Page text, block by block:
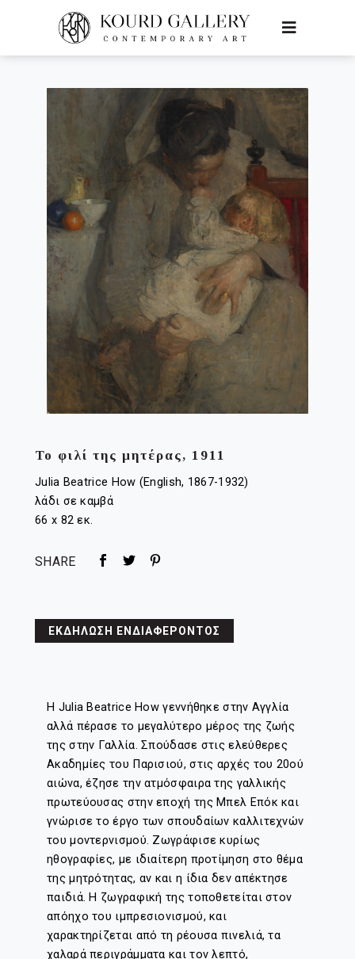
Το φιλί της μητέρας, 1911
Julia Beatrice How (English, 1867-1932)
λάδι σε καμβά
66 x 82 εκ.
SHARE
ΕΚΔΗΛΩΣΗ ΕΝΔΙΑΦΕΡΟΝΤΟΣ
Η Julia Beatrice How γεννήθηκε στην Αγγλία
αλλά πέρασε το μεγαλύτερο μέρος της ζωής
της στην Γαλλία. Σπούδασε στις ελεύθερες
Ακαδημίες του Παρισιού, στις αρχές του 20ού
αιώνα, έζησε την ατμόσφαιρα της γαλλικής
πρωτεύουσας στην εποχή της Μπελ Επόκ και
γνώρισε το έργο των σπουδαίων καλλιτεχνών
του μοντερνισμού. Ζωγράφισε κυρίως
ηθογραφίες, με ιδιαίτερη προτίμηση στο θέμα
της μητρότητας, αν και η ίδια δεν απέκτησε
παιδιά. Η ζωγραφική της τοποθετείται στον
απόηχο του ιμπρεσιονισμού, και
χαρακτηρίζεται από τη ρέουσα πινελιά, τα
χαλαρά περιγράμματα και τον λεπτό,